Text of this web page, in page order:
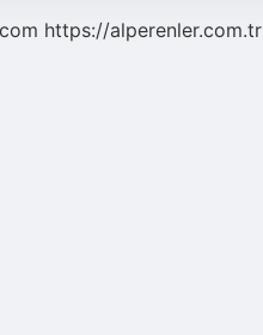
https://alperenler.com.tr